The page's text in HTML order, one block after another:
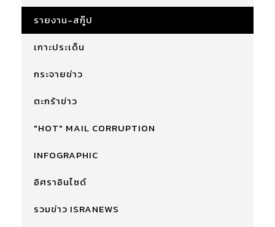
รายงาน-สกู๊ป
เกาะประเด็น
กระจายข่าว
ตะกร้าข่าว
"HOT" MAIL CORRUPTION
INFOGRAPHIC
อิศราอินไซด์
รวมข่าว ISRANEWS